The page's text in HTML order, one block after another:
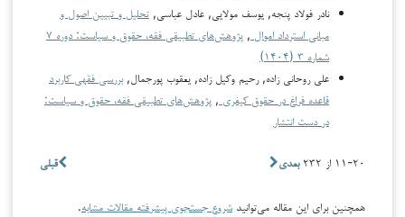
نادر فولاد پنجه, یوسف مولایی, عادل عباسی, تحلیل و تبیین اصول و
مبانی استرداد اموال ,
پژوهش‌های تطبیقی فقه، حقوق و سیاست: دوره ۷
شماره ۳ (۱۴۰۴)
علی روحانی‏ زاده, رحیم وکیل‏ زاده, یعقوب پورجمال,بررسی فقهی کاربرد
قاعده فراغ در حقوق کیفری , پژوهش‌های تطبیقی فقه، حقوق و سیاست:
در دست انتشار
قبلی ۱۱-۲۰ از ۲۳۲ بعدی
همچنین برای این مقاله می‌توانید شروع جستجوی پیشرفته مقالات مشابه.